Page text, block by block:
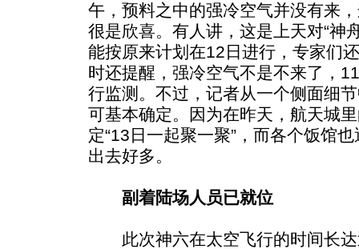
午，预料之中的强冷空气并没有来
很是欣喜。有人讲，这是上天对“神
能按原来计划在12日进行，专家们
时还提醒，强冷空气不是不来了，
行监测。不过，记者从一个侧面细
可基本确定。因为在昨天，航天城
定“13日一起聚一聚”，而各个饭馆
出去好多。
副着陆场人员已就位
此次神六在太空飞行的时间长达